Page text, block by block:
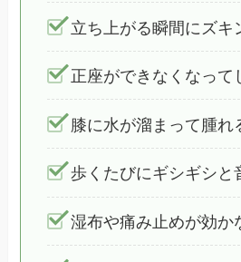
立ち上がる瞬間にズキ
正座ができなくなって
膝に水が溜まって腫れ
歩くたびにギシギシと
湿布や痛み止めが効か